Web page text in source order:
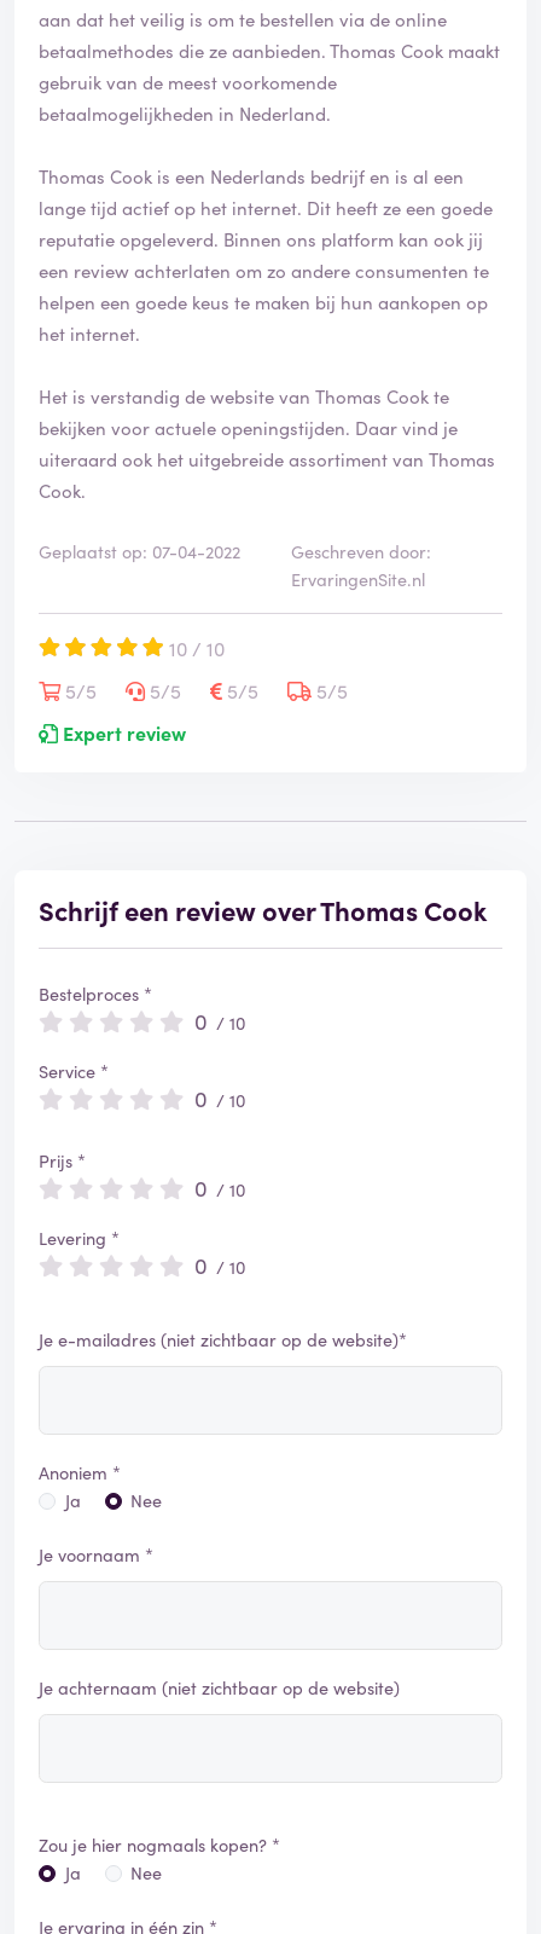
aan dat het veilig is om te bestellen via de online
betaalmethodes die ze aanbieden. Thomas Cook maakt
gebruik van de meest voorkomende
betaalmogelijkheden in Nederland.
Thomas Cook is een Nederlands bedrijf en is al een
lange tijd actief op het internet. Dit heeft ze een goede
reputatie opgeleverd. Binnen ons platform kan ook jij
een review achterlaten om zo andere consumenten te
helpen een goede keus te maken bij hun aankopen op
het internet.
Het is verstandig de website van Thomas Cook te
bekijken voor actuele openingstijden. Daar vind je
uiteraard ook het uitgebreide assortiment van Thomas
Cook.
Geplaatst op: 07-04-2022
Geschreven door:
ErvaringenSite.nl
10 / 10
5/5
5/5 5/5
5/5
Expert review
Schrijf een review over Thomas Cook
Bestelproces *
0 / 10
Service *
0 / 10
Prijs *
0 / 10
Levering *
0 / 10
Je e-mailadres (niet zichtbaar op de website)*
Anoniem *
Ja
Nee
Je voornaam *
Je achternaam (niet zichtbaar op de website)
Zou je hier nogmaals kopen? *
Ja
Nee
Je ervaring in één zin *